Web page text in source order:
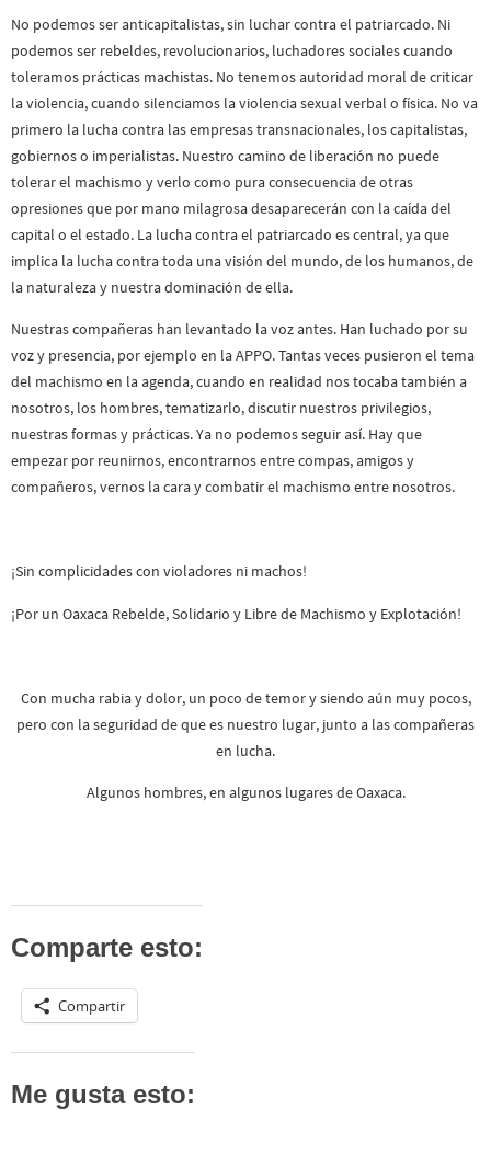
No podemos ser anticapitalistas, sin luchar contra el patriarcado. Ni
podemos ser rebeldes, revolucionarios, luchadores sociales cuando
toleramos prácticas machistas. No tenemos autoridad moral de criticar
la violencia, cuando silenciamos la violencia sexual verbal o física. No va
primero la lucha contra las empresas transnacionales, los capitalistas,
gobiernos o imperialistas. Nuestro camino de liberación no puede
tolerar el machismo y verlo como pura consecuencia de otras
opresiones que por mano milagrosa desaparecerán con la caída del
capital o el estado. La lucha contra el patriarcado es central, ya que
implica la lucha contra toda una visión del mundo, de los humanos, de
la naturaleza y nuestra dominación de ella.
Nuestras compañeras han levantado la voz antes. Han luchado por su
voz y presencia, por ejemplo en la APPO. Tantas veces pusieron el tema
del machismo en la agenda, cuando en realidad nos tocaba también a
nosotros, los hombres, tematizarlo, discutir nuestros privilegios,
nuestras formas y prácticas. Ya no podemos seguir así. Hay que
empezar por reunirnos, encontrarnos entre compas, amigos y
compañeros, vernos la cara y combatir el machismo entre nosotros.
¡Sin complicidades con violadores ni machos!
¡Por un Oaxaca Rebelde, Solidario y Libre de Machismo y Explotación!
Con mucha rabia y dolor, un poco de temor y siendo aún muy pocos,
pero con la seguridad de que es nuestro lugar, junto a las compañeras
en lucha.
Algunos hombres, en algunos lugares de Oaxaca.
Comparte esto:
Compartir
Me gusta esto: